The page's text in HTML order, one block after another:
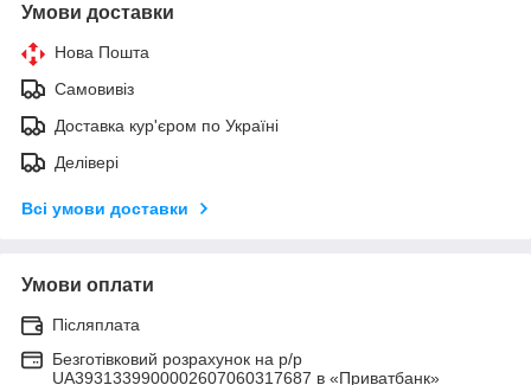
Умови доставки
Нова Пошта
Самовивіз
Доставка кур'єром по Україні
Делівері
Всі умови доставки
Умови оплати
Післяплата
Безготівковий розрахунок на р/р
UA3931339900002607060317687 в «Приватбанк»